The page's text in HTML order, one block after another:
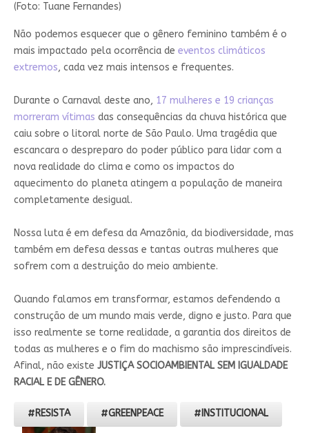
(Foto: Tuane Fernandes)
Não podemos esquecer que o gênero feminino também é o
mais impactado pela ocorrência de eventos climáticos
extremos, cada vez mais intensos e frequentes.
Durante o Carnaval deste ano, 17 mulheres e 19 crianças
morreram vítimas das consequências da chuva histórica que
caiu sobre o litoral norte de São Paulo. Uma tragédia que
escancara o despreparo do poder público para lidar com a
nova realidade do clima e como os impactos do
aquecimento do planeta atingem a população de maneira
completamente desigual.
Nossa luta é em defesa da Amazônia, da biodiversidade, mas
também em defesa dessas e tantas outras mulheres que
sofrem com a destruição do meio ambiente.
Quando falamos em transformar, estamos defendendo a
construção de um mundo mais verde, digno e justo. Para que
isso realmente se torne realidade, a garantia dos direitos de
todas as mulheres e o fim do machismo são imprescindíveis.
Afinal, não existe JUSTIÇA SOCIOAMBIENTAL SEM IGUALDADE
RACIAL E DE GÊNERO.
#RESISTA #GREENPEACE # INSTITUCIONAL